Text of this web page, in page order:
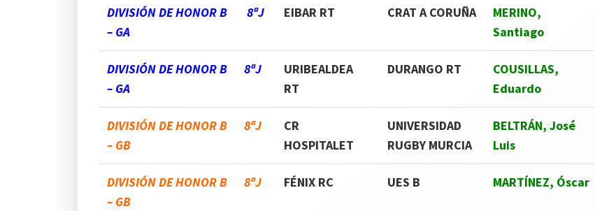
DIVISIÓN DE HONOR B 8ªJ
– GA
EIBAR RT CRAT A CORUÑA
MERINO,
Santiago
DIVISIÓN DE HONOR B 8ªJ
– GA
URIBEALDEA
RT
DURANGO RT
COUSILLAS,
Eduardo
DIVISIÓN DE HONOR B 8ªJ
– GB
CR
HOSPITALET
UNIVERSIDAD
RUGBY MURCIA
BELTRÁN, José
Luis
DIVISIÓN DE HONOR B 8ªJ
– GB
FÉNIX RC UES B MARTÍNEZ, Óscar